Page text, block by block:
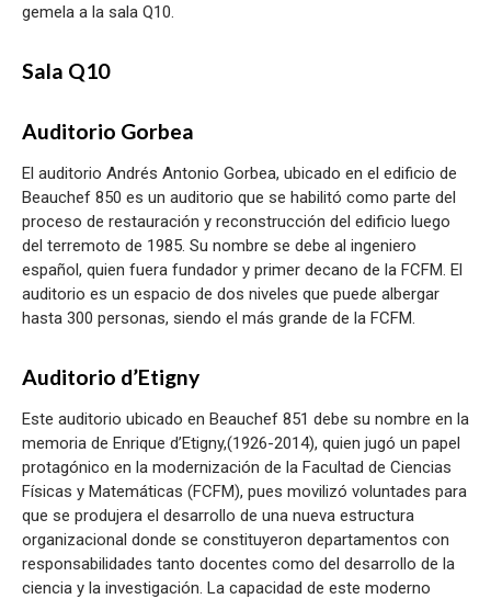
gemela a la sala Q10.
Sala Q10
Auditorio Gorbea
El auditorio Andrés Antonio Gorbea, ubicado en el edificio de
Beauchef 850 es un auditorio que se habilitó como parte del
proceso de restauración y reconstrucción del edificio luego
del terremoto de 1985. Su nombre se debe al ingeniero
español, quien fuera fundador y primer decano de la FCFM. El
auditorio es un espacio de dos niveles que puede albergar
hasta 300 personas, siendo el más grande de la FCFM.
Auditorio d’Etigny
Este auditorio ubicado en Beauchef 851 debe su nombre en la
memoria de Enrique d’Etigny,(1926-2014), quien jugó un papel
protagónico en la modernización de la Facultad de Ciencias
Físicas y Matemáticas (FCFM), pues movilizó voluntades para
que se produjera el desarrollo de una nueva estructura
organizacional donde se constituyeron departamentos con
responsabilidades tanto docentes como del desarrollo de la
ciencia y la investigación. La capacidad de este moderno